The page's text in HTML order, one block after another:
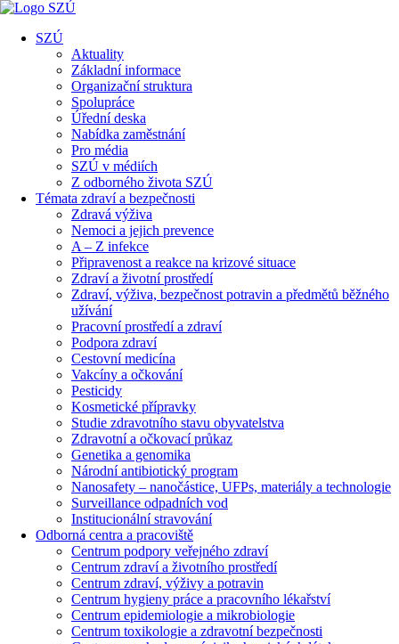
SZÚ
Aktuality
Základní informace
Organizační struktura
Spolupráce
Úřední deska
Nabídka zaměstnání
Pro média
SZÚ v médiích
Z odborného života SZÚ
Témata zdraví a bezpečnosti
Zdravá výživa
Nemoci a jejich prevence
A – Z infekce
Připravenost a reakce na krizové situace
Zdraví a životní prostředí
Zdraví, výživa, bezpečnost potravin a předmětů běžného
užívání
Pracovní prostředí a zdraví
Podpora zdraví
Cestovní medicína
Vakcíny a očkování
Pesticidy
Kosmetické přípravky
Studie zdravotního stavu obyvatelstva
Zdravotní a očkovací průkaz
Genetika a genomika
Národní antibiotický program
Nanosafety – nanočástice, UFPs, materiály a technologie
Surveillance odpadních vod
Institucionální stravování
Odborná centra a pracoviště
Centrum podpory veřejného zdraví
Centrum zdraví a životního prostředí
Centrum zdraví, výživy a potravin
Centrum hygieny práce a pracovního lékařství
Centrum epidemiologie a mikrobiologie
Centrum toxikologie a zdravotní bezpečnosti